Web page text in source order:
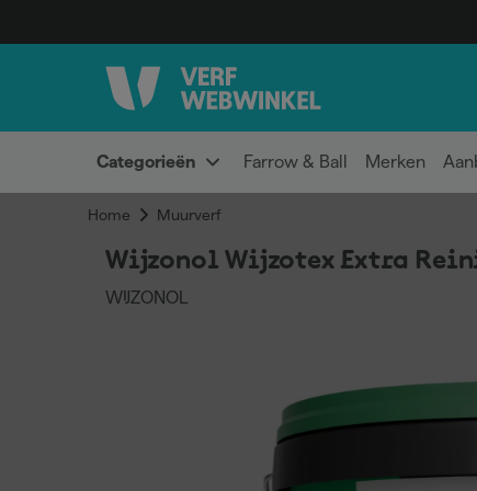
Categorieën Farrow & Ball Merken
Home Muurverf
Wijzonol Wijzotex Extra
WIJZONOL